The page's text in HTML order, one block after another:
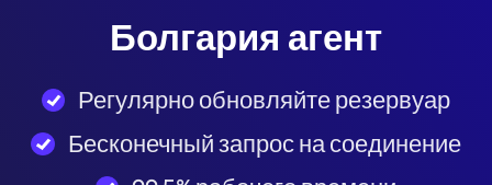
Болгария агент
Регулярно обновляйте резервуар
Бесконечный запрос на соединение